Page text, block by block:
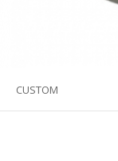
CUSTOM